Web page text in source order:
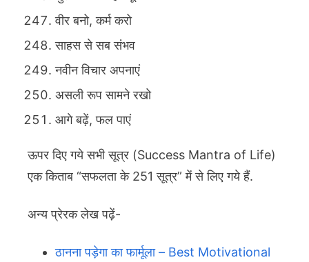
वीर बनो, कर्म करो
साहस से सब संभव
नवीन विचार अपनाएं
असली रूप सामने रखो
आगे बढ़ें, फल पाएं
ऊपर दिए गये सभी सूत्र (Success Mantra of Life)
एक किताब “सफलता के 251 सूत्र” में से लिए गये हैं.
अन्य प्रेरक लेख पढ़ें-
ठानना पड़ेगा का फार्मूला – Best Motivational